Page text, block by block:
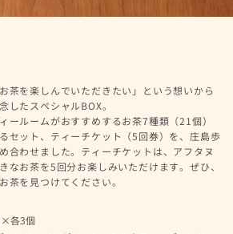
茶を楽しんでいただきたい」という想いから
したスペシャルBOX。
ールームがおすすめするお茶7種類（21個）
セット、ティーチケット（5回券）を、庄島歩
合わせました。ティーチケットは、アフタヌ
なお茶を5回分お楽しみいただけます。ぜひ、
茶を見つけてください。
各3個